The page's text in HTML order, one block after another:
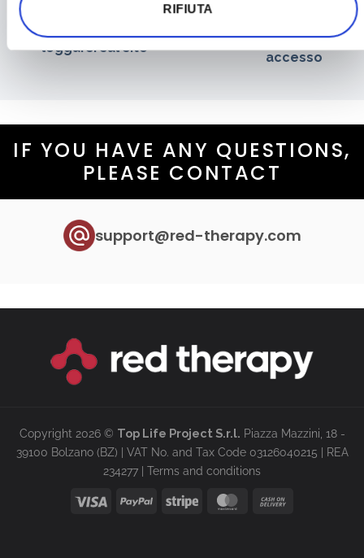
RIFIUTA
loggarsi sul sito
credenziali di
accesso
IF YOU HAVE ANY QUESTIONS,
PLEASE CONTACT
support@red-therapy.com
Copyright 2026 © Top Life Project S.r.l. Piazza Mazzini, 18 -
39100 Bolzano (BZ) | VAT No. and Tax Code 03126040215 | REA
234277 | Terms and conditions